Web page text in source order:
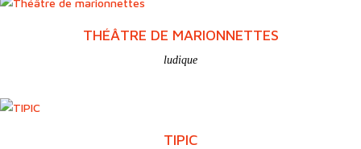
THÉÂTRE DE MARIONNETTES
ludique
TIPIC